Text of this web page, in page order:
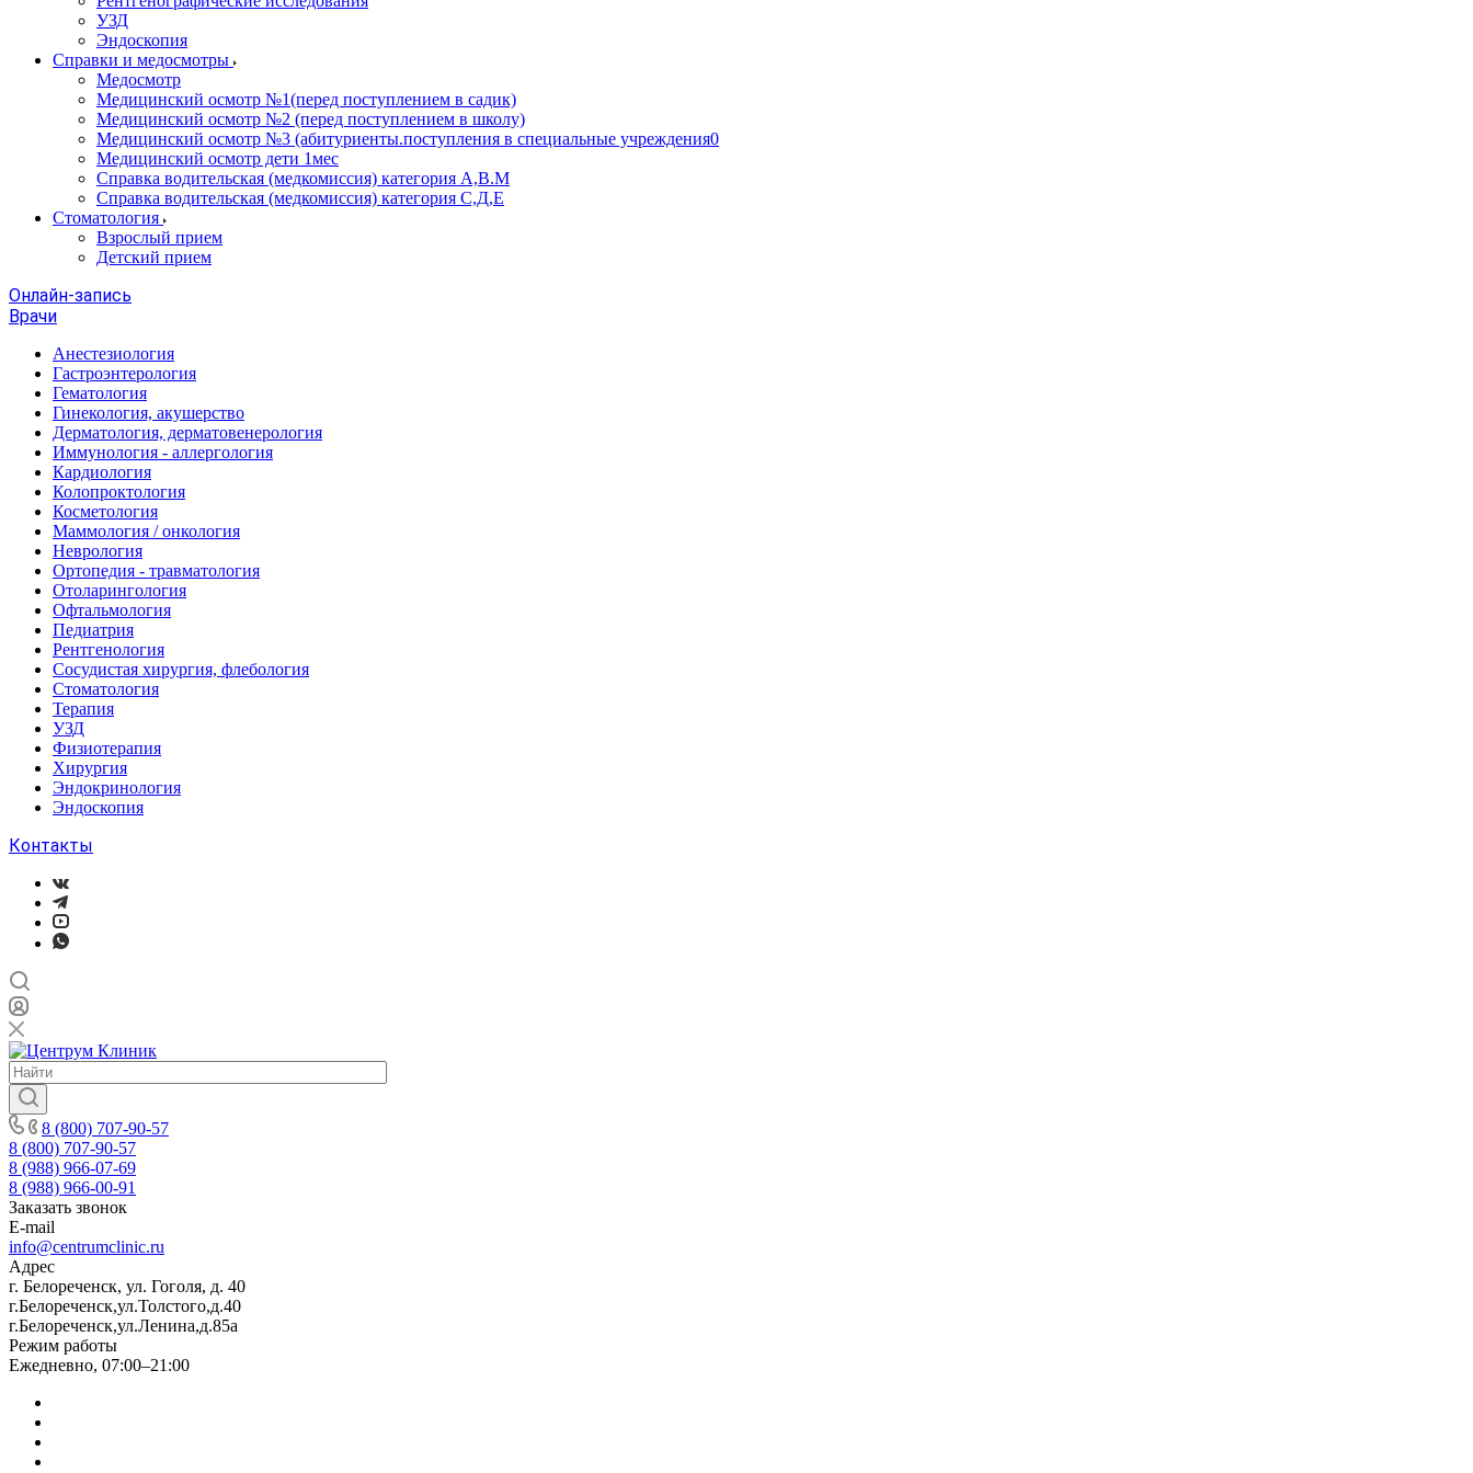
УЗД
Эндоскопия
Справки и медосмотры
Медосмотр
Медицинский осмотр №1(перед поступлением в садик)
Медицинский осмотр №2 (перед поступлением в школу)
Медицинский осмотр №3 (абитуриенты.поступления в специальные учреждения0
Медицинский осмотр дети 1мес
Справка водительская (медкомиссия) категория А,В.М
Справка водительская (медкомиссия) категория С,Д,Е
Стоматология
Взрослый прием
Детский прием
Онлайн-запись
Врачи
Анестезиология
Гастроэнтерология
Гематология
Гинекология, акушерство
Дерматология, дерматовенерология
Иммунология - аллергология
Кардиология
Колопроктология
Косметология
Маммология / онкология
Неврология
Ортопедия - травматология
Отоларингология
Офтальмология
Педиатрия
Рентгенология
Сосудистая хирургия, флебология
Стоматология
Терапия
УЗД
Физиотерапия
Хирургия
Эндокринология
Эндоскопия
Контакты
8 (800) 707-90-57
8 (800) 707-90-57
8 (988) 966-07-69
8 (988) 966-00-91
Заказать звонок
E-mail
info@centrumclinic.ru
Адрес
г. Белореченск, ул. Гоголя, д. 40
г.Белореченск,ул.Толстого,д.40
г.Белореченск,ул.Ленина,д.85а
Режим работы
Ежедневно, 07:00–21:00